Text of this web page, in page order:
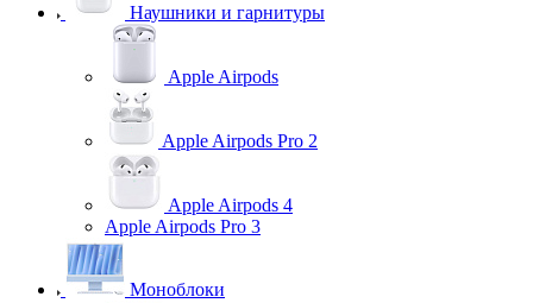
Наушники и гарнитуры
Apple Airpods
Apple Airpods Pro 2
Apple Airpods 4
Apple Airpods Pro 3
Моноблоки